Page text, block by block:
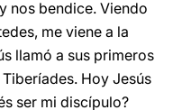
nos bendice. Viendo
me viene a la
llamó a sus primeros
Hoy Jesús
ser mi discípulo?